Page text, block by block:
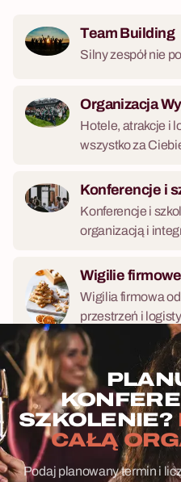
Team Building
Silny zespół nie
Organizacja
Hotele, atrakcje i
wszystko za
Konferencje i
Konferencje i
organizacją i
Wigilie firmowe
Wigilia firmowa
przestrzeń i
SZKOLENIE?
CAŁĄ
Podaj planowany termin i